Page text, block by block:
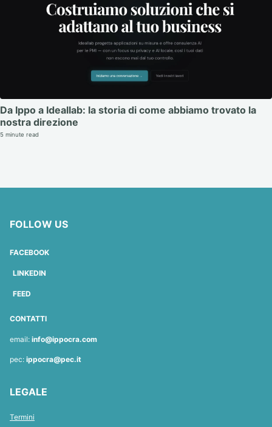
Da Ippo a Ideallab: la storia di come abbiamo trovato la
nostra direzione
5 minute read
FOLLOW US
FACEBOOK
LINKEDIN
FEED
CONTATTI
email: info@ippocra.com
pec: ippocra@pec.it
LEGALE
Termini